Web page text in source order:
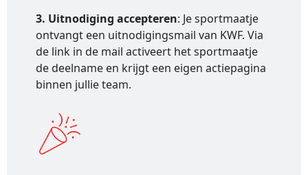
3. Uitnodiging accepteren: Je sportmaatje
ontvangt een uitnodigingsmail van KWF. Via
de link in de mail activeert het sportmaatje
de deelname en krijgt een eigen actiepagina
binnen jullie team.